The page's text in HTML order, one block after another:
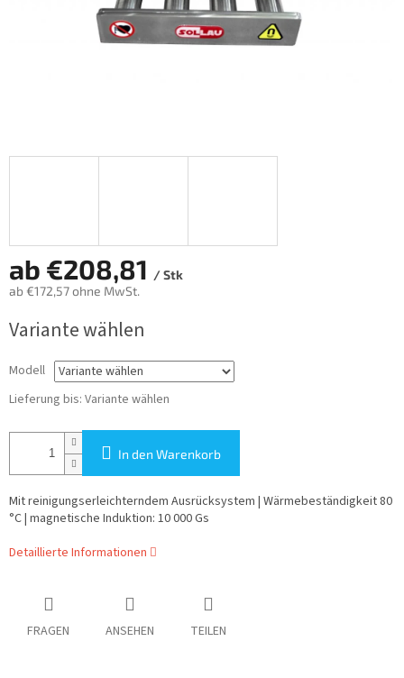
ab €208,81 / Stk
ab €172,57ohne MwSt.
Variante wählen
Modell
Lieferung bis: Variante wählen
In den Warenkorb
Mit reinigungserleichterndem Ausrücksystem | Wärmebeständigkeit 80
°C | magnetische Induktion: 10 000 Gs
Detaillierte Informationen
FRAGEN ANSEHEN TEILEN